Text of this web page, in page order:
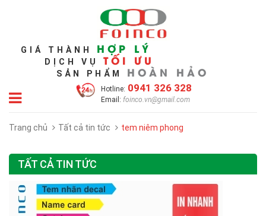
GIÁ THÀNH HỢP LÝ
DỊCH VỤ TỐI ƯU
SẢN PHẨM HOÀN HẢO
Hotline: 0941 326 328
Email: foinco.vn@gmail.com
Trang chủ Tất cả tin tức tem niêm phong
TẤT CẢ TIN TỨC